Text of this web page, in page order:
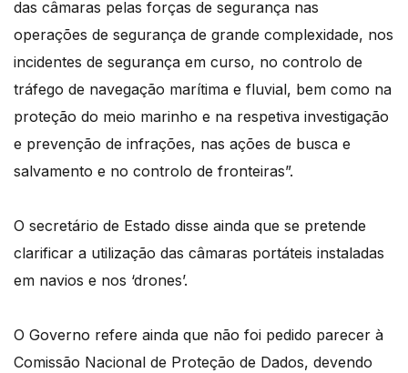
das câmaras pelas forças de segurança nas
operações de segurança de grande complexidade, nos
incidentes de segurança em curso, no controlo de
tráfego de navegação marítima e fluvial, bem como na
proteção do meio marinho e na respetiva investigação
e prevenção de infrações, nas ações de busca e
salvamento e no controlo de fronteiras”.
O secretário de Estado disse ainda que se pretende
clarificar a utilização das câmaras portáteis instaladas
em navios e nos ‘drones’.
O Governo refere ainda que não foi pedido parecer à
Comissão Nacional de Proteção de Dados, devendo